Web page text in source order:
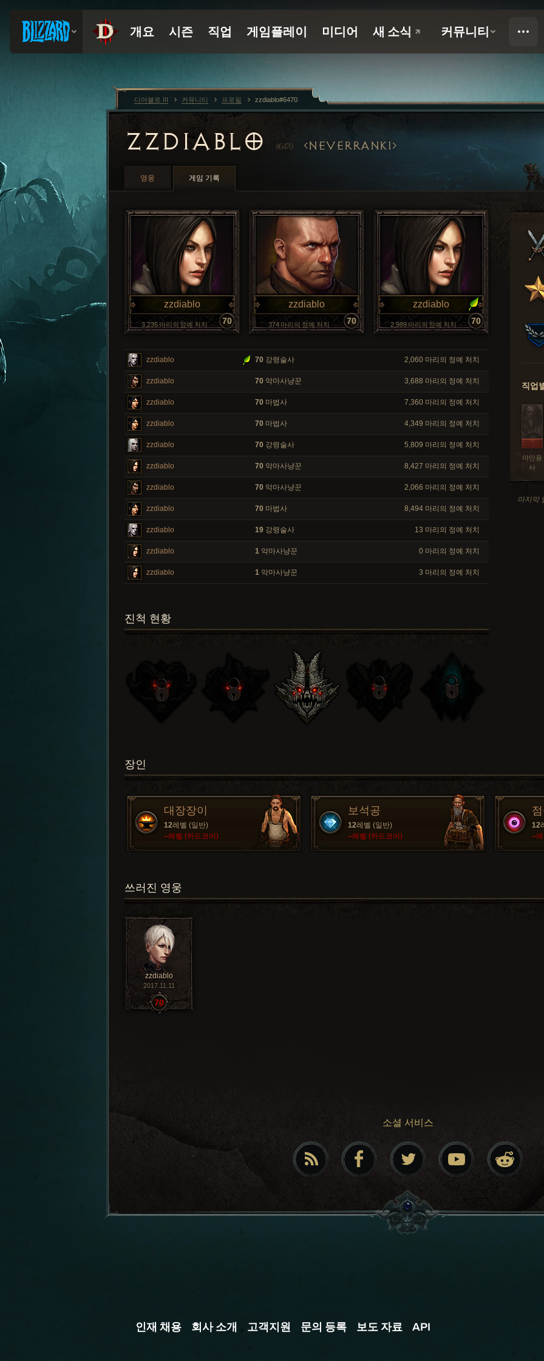
ZZDIABLO #6470 NEVERRANK1
영웅 게임 기록
직업
야만용
사
마지막
zzdiablo
3,235 마리의 정예 처치 70
zzdiablo
374 마리의 정예 처치 70
zzdiablo
2,989 마리의 정예 처치 70
zzdiablo 70 강령술사 2,060 마리의 정예 처치
zzdiablo 70 악마사냥꾼 3,688 마리의 정예 처치
zzdiablo 70 마법사 7,360 마리의 정예 처치
zzdiablo 70 마법사 4,349 마리의 정예 처치
zzdiablo 70 강령술사 5,809 마리의 정예 처치
zzdiablo 70 악마사냥꾼 8,427 마리의 정예 처치
zzdiablo 70 악마사냥꾼 2,066 마리의 정예 처치
zzdiablo 70 마법사 8,494 마리의 정예 처치
zzdiablo 19 강령술사 13 마리의 정예 처치
zzdiablo 1 악마사냥꾼 0 마리의 정예 처치
zzdiablo 1 악마사냥꾼 3 마리의 정예 처치
진척 현황
장인
대장장이
12레벨 (일반)
–레벨 (하드코어)
보석공
12레벨 (일반)
–레벨 (하드코어)
12
–
쓰러진 영웅
zzdiablo
2017.11.11
70
소셜 서비스
디아블로 III 커뮤니티 프로필 zzdiablo#6470